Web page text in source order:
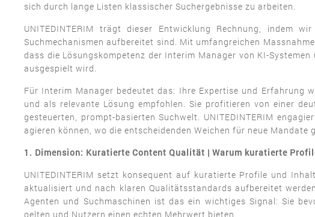
sich durch lange Listen klassischer Suchergebnisse zu arbeiten.
UNITEDINTERIM trägt dieser Entwicklung Rechnung,
Suchmechanismen aufbereitet sind. Mit umfangreichen
dass die Lösungskompetenz der Interim Manager von KI-
ausgespielt wird.
Für Interim Manager bedeutet das: Ihre Expertise und Erfahrung
und als relevante Lösung empfohlen. Sie profitieren von einer
gesteuerten, prompt-basierten Suchwelt. UNITEDINTERIM
agieren können, wo die entscheidenden Weichen für neue Mandate
1. Dimension: Kuratierte Content Qualität | Warum kuratierte
UNITEDINTERIM setzt konsequent auf kuratierte Profile und
aktualisiert und nach klaren Qualitätsstandards aufbereitet
Agenten und Suchmaschinen ist das ein wichtiges Signal: Sie
gelten und Nutzern einen echten Mehrwert bieten.